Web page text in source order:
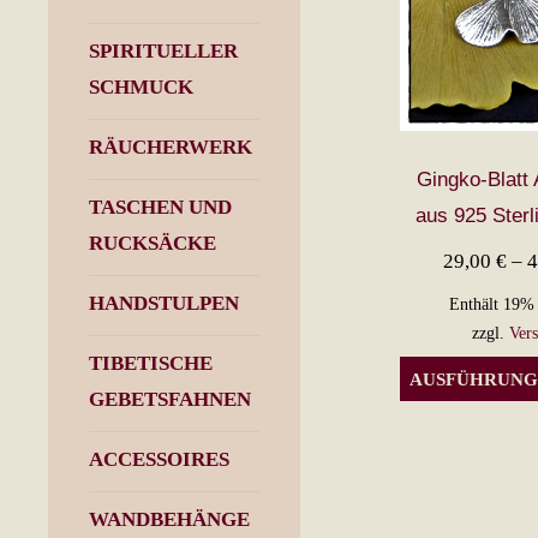
Gingko-Blatt
aus 925
29,00€ –
Enthält 19%
zzgl.
SPIRITUELLER
SCHMUCK
RÄUCHERWERK
TASCHEN UND
RUCKSÄCKE
HANDSTULPEN
TIBETISCHE
GEBETSFAHNEN
ACCESSOIRES
WANDBEHÄNGE